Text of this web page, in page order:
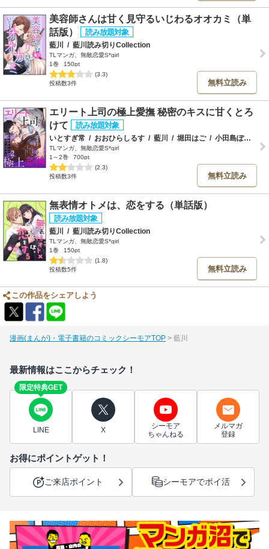
美容師さんは甘く見守るいじわるオオカミ（単
話版）
藍川 / 藍川読み切りCollection
TLマンガ、無敵恋愛S*girl
1巻
150pt
(3.3)
投稿数3件
無料立読み
エリート上司の極上愛撫 秘密のキスに甘くとろ
けて
いとすぎ常 / おおひらしるす / 藍川 / 堀田はご / 小田島ぽっぽ
TLマンガ、無敵恋愛S*girl
1～2巻
700pt
(2.3)
投稿数3件
無料立読み
無表情オトメは、恋をする（単話版）
藍川 / 藍川読み切りCollection
TLマンガ、無敵恋愛S*girl
1巻
150pt
(1.8)
投稿数5件
無料立読み
この作品をシェアしよう
漫画(まんが)・電子書籍のコミックシーモアTOP 藍川
最新情報はここからチェック！
限定特典GET
LINE X
シーモア
ちゃんねる
メルマガ
登録
お得にポイントゲット！
ご来店ポイント シーモアでポイ活